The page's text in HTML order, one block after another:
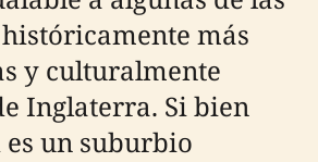
más
y culturalmente
Inglaterra. Si bien
un suburbio